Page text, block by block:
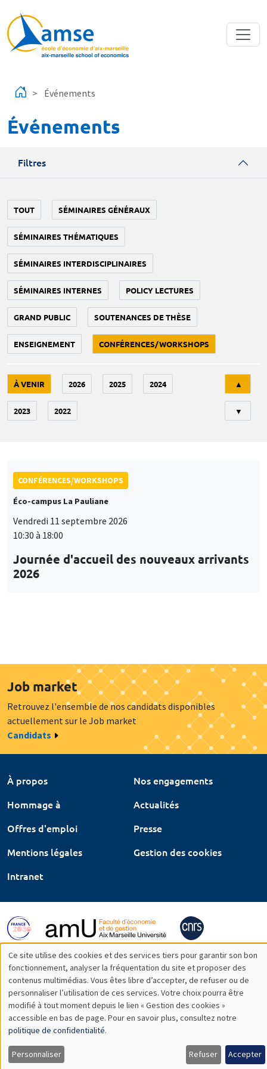
Événements
Événements
Filtres
TOUT SÉMINAIRES GÉNÉRAUX
SÉMINAIRES THÉMATIQUES
SÉMINAIRES INTERDISCIPLINAIRES
SÉMINAIRES INTERNES POLICY LECTURES
GRAND PUBLIC SOUTENANCES DE THÈSE
ENSEIGNEMENT CONFÉRENCES/WORKSHOPS
À VENIR 2026 2025 2024
2023 2022
▲
▼
CONFÉRENCES/WORKSHOPS
Éco-campus La Pauliane
Vendredi 11 septembre 2026
10:30 à 18:00
Journée d'accueil des nouveaux arrivants
2026
Job market
Retrouvez l'ensemble de nos candidats disponibles
actuellement sur le Job market
Candidats
À propos
Nos engagements
Hommage à
Actualités
Offres d'emploi
Presse
Mentions légales
Gestion des cookies
Intranet
Utilisation
des
données
personnelles
et
Ce site utilise des cookies et des services tiers pour garantir son bon
fonctionnement, analyser la fréquentation du site et proposer des
contenus multimédias. Vous êtes libre d’accepter, de refuser ou de
personnaliser l’utilisation de ces services. Votre choix pourra être
modifié à tout moment depuis le lien « Gestion des cookies »
accessible en bas de page. Pour en savoir plus, consultez notre
politique de confidentialité.
Personnaliser Refuser Accepter